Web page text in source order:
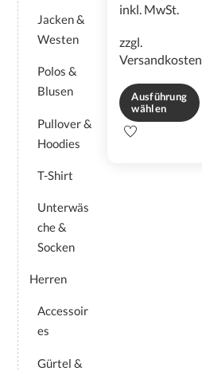
inkl. MwSt.
zzgl.
Versandkosten
Ausführung
wählen
Dieses
Jacken &
Westen
Polos &
Blusen
Pullover &
Hoodies
T-Shirt
Unterwäs
che &
Socken
Herren
Accessoir
es
Gürtel &